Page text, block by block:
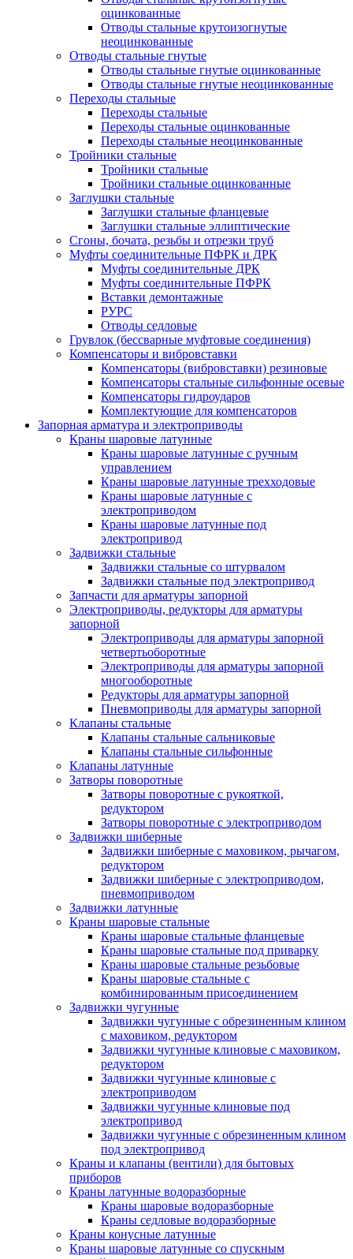
оцинкованные
Отводы стальные крутоизогнутые
неоцинкованные
Отводы стальные гнутые
Отводы стальные гнутые оцинкованные
Отводы стальные гнутые неоцинкованные
Переходы стальные
Переходы стальные
Переходы стальные оцинкованные
Переходы стальные неоцинкованные
Тройники стальные
Тройники стальные
Тройники стальные оцинкованные
Заглушки стальные
Заглушки стальные фланцевые
Заглушки стальные эллиптические
Сгоны, бочата, резьбы и отрезки труб
Муфты соединительные ПФРК и ДРК
Муфты соединительные ДРК
Муфты соединительные ПФРК
Вставки демонтажные
РУРС
Отводы седловые
Грувлок (бессварные муфтовые соединения)
Компенсаторы и вибровставки
Компенсаторы (вибровставки) резиновые
Компенсаторы стальные сильфонные осевые
Компенсаторы гидроударов
Комплектующие для компенсаторов
Запорная арматура и электроприводы
Краны шаровые латунные
Краны шаровые латунные с ручным
управлением
Краны шаровые латунные трехходовые
Краны шаровые латунные с
электроприводом
Краны шаровые латунные под
электропривод
Задвижки стальные
Задвижки стальные со штурвалом
Задвижки стальные под электропривод
Запчасти для арматуры запорной
Электроприводы, редукторы для арматуры
запорной
Электроприводы для арматуры запорной
четвертьоборотные
Электроприводы для арматуры запорной
многооборотные
Редукторы для арматуры запорной
Пневмоприводы для арматуры запорной
Клапаны стальные
Клапаны стальные сальниковые
Клапаны стальные сильфонные
Клапаны латунные
Затворы поворотные
Затворы поворотные с рукояткой,
редуктором
Затворы поворотные с электроприводом
Задвижки шиберные
Задвижки шиберные с маховиком, рычагом,
редуктором
Задвижки шиберные с электроприводом,
пневмоприводом
Задвижки латунные
Краны шаровые стальные
Краны шаровые стальные фланцевые
Краны шаровые стальные под приварку
Краны шаровые стальные резьбовые
Краны шаровые стальные с
комбинированным присоединением
Задвижки чугунные
Задвижки чугунные с обрезиненным клином
с маховиком, редуктором
Задвижки чугунные клиновые с маховиком,
редуктором
Задвижки чугунные клиновые с
электроприводом
Задвижки чугунные клиновые под
электропривод
Задвижки чугунные с обрезиненным клином
под электропривод
Краны и клапаны (вентили) для бытовых
приборов
Краны латунные водоразборные
Краны шаровые водоразборные
Краны седловые водоразборные
Краны конусные латунные
Краны шаровые латунные со спускным